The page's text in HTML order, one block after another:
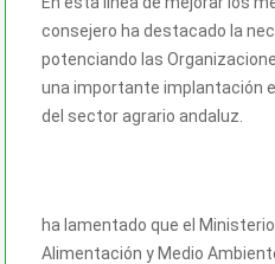
consejero ha destacado la
potenciando las
una importante implantación
del sector agrario andaluz.
ha lamentado que el
Alimentación y Medio